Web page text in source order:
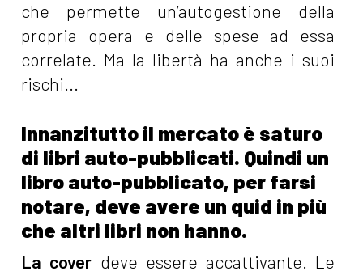
che permette un’autogestione della
propria opera e delle spese ad essa
correlate. Ma la libertà ha anche i suoi
rischi...
Innanzitutto il mercato è saturo
di libri auto-pubblicati. Quindi un
libro auto-pubblicato, per farsi
notare, deve avere un quid in più
che altri libri non hanno.
La cover deve essere accattivante. Le